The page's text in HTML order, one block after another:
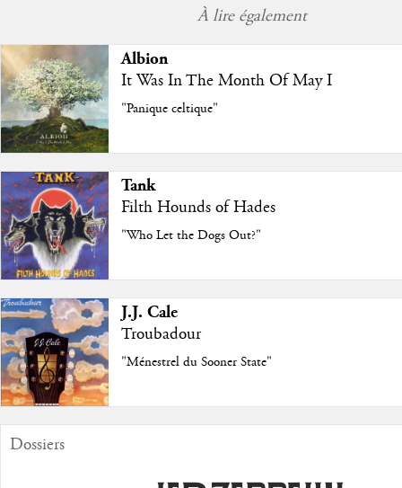
À lire également
Albion
It Was In The Month Of May I
"Panique celtique"
Tank
Filth Hounds of Hades
"Who Let the Dogs Out?"
J.J. Cale
Troubadour
"Ménestrel du Sooner State"
Dossiers